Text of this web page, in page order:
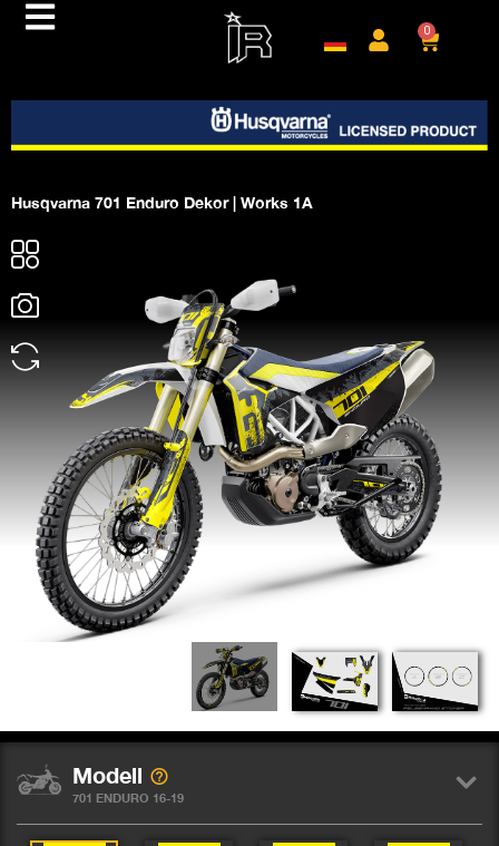
0
Husqvarna 701 Enduro Dekor | Works 1A
Modell
701 ENDURO 16-19